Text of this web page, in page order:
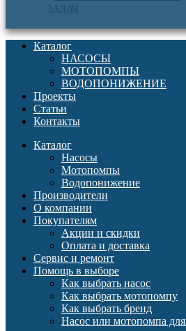
ЗАДАЧ
Каталог
НАСОСЫ
МОТОПОМПЫ
ВОДОПОНИЖЕНИЕ
Проекты
Статьи
Контакты
Каталог
Насосы
Мотопомпы
Водопонижение
Производители
О компании
Покупателям
Акции и скидки
Оплата и доставка
Сервис и ремонт
Помощь в выборе
Как выбрать насос
Как выбрать мотопомпу
Как выбрать бренд
Насос или мотопомпа